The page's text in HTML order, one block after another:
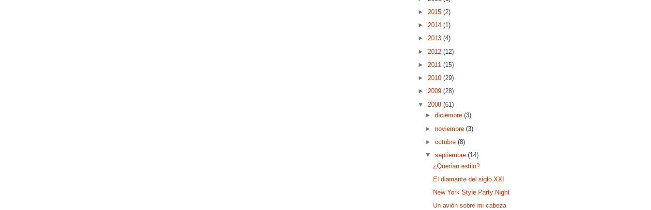
► 2015 (2)
► 2014 (1)
► 2013 (4)
► 2012 (12)
► 2011 (15)
► 2010 (29)
► 2009 (28)
▼ 2008 (61)
►diciembre(3)
►noviembre(3)
►octubre(8)
▼septiembre(14)
¿Querían estilo?
El diamante del siglo XXI
New York Style Party Night
Un avión sobre mi cabeza